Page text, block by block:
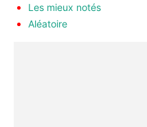
Les mieux notés
Aléatoire